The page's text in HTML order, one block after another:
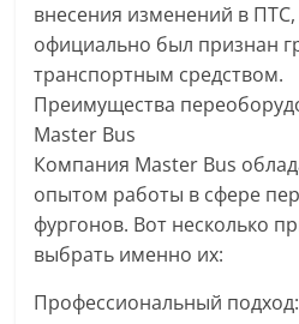
внесения изменений в
официально был признан
транспортным средством.
Преимущества
Master Bus
Компания Master Bus
опытом работы в сфере
фургонов. Вот несколько
выбрать именно их:
Профессиональный